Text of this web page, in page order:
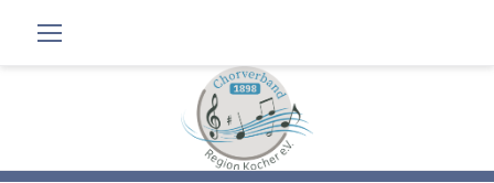
Inhalt